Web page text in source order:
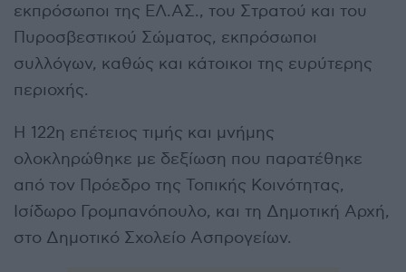
εκπρόσωποι της ΕΛ.ΑΣ., του Στρατού και του
Πυροσβεστικού Σώματος, εκπρόσωποι
συλλόγων, καθώς και κάτοικοι της ευρύτερης
περιοχής.
Η 122η επέτειος τιμής και μνήμης
ολοκληρώθηκε με δεξίωση που παρατέθηκε
από τον Πρόεδρο της Τοπικής Κοινότητας,
Ισίδωρο Γρομπανόπουλο, και τη Δημοτική Αρχή,
στο Δημοτικό Σχολείο Ασπρογείων.